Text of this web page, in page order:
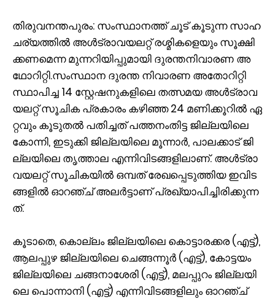
തി​രു​വ​ന​ന്ത​പു​രം: സം​സ്ഥാ​ന​ത്ത് ചൂ​ട് കൂ​ടു​ന്ന സാ​ഹ​
ച​ര്യ​ത്തി​ൽ അ​ൾ​ട്രാ​വ​യ​ല​റ്റ് ര​ശ്മി​ക​ളെ​യും സൂ​ക്ഷി​
ക്ക​ണ​മെ​ന്ന മു​ന്ന​റി​യി​പ്പു​മാ​യി ദു​ര​ന്ത​നി​വാ​ര​ണ അ​
ഥോ​റി​റ്റി.​സം​സ്ഥാ​ന ദു​ര​ന്ത നി​വാ​ര​ണ അ​തോ​റി​റ്റി
സ്ഥാ​പി​ച്ച 14 സ്റ്റേ​ഷ​നു​ക​ളി​ലെ ത​ത്സ​മ​യ അ​ൾ​ട്രാ​വ​
യ​ല​റ്റ് സൂ​ചി​ക പ്ര​കാ​രം ക​ഴി​ഞ്ഞ 24 മ​ണി​ക്കൂ​റി​ൽ ഏ​
റ്റ​വും കൂ​ടു​ത​ൽ പ​തി​ച്ച​ത് പ​ത്ത​നം​തി​ട്ട ജി​ല്ല​യി​ലെ
കോ​ന്നി, ഇ​ടു​ക്കി ജി​ല്ല​യി​ലെ മൂ​ന്നാ​ർ, പാ​ല​ക്കാ​ട് ജി​
ല്ല​യി​ലെ തൃ​ത്താ​ല എ​ന്നി​വി​ട​ങ്ങ​ളി​ലാ​ണ്. അ​ൾ​ട്രാ​
വ​യ​ല​റ്റ് സൂ​ചി​ക​യി​ൽ ഒ​മ്പ​ത് രേ​ഖ​പ്പെ​ടു​ത്തി​യ ഇ​വി​ട​
ങ്ങ​ളി​ൽ ഓ​റ​ഞ്ച് അ​ല​ർ​ട്ടാ​ണ് പ്ര​ഖ്യാ​പി​ച്ചി​രി​ക്കു​ന്ന​
ത്.
കൂ​ടാ​തെ, കൊ​ല്ലം ജി​ല്ല​യി​ലെ കൊ​ട്ടാ​ര​ക്ക​ര (എ​ട്ട്),
ആ​ല​പ്പു​ഴ ജി​ല്ല​യി​ലെ ചെ​ങ്ങ​ന്നൂ​ർ (എ​ട്ട്), കോ​ട്ട​യം
ജി​ല്ല​യി​ലെ ച​ങ്ങ​നാ​ശേ​രി (എ​ട്ട്), മ​ല​പ്പു​റം ജി​ല്ല​യി​
ലെ പൊ​ന്നാ​നി (എ​ട്ട്) എ​ന്നി​വി​ട​ങ്ങ​ളി​ലും ഓ​റ​ഞ്ച്